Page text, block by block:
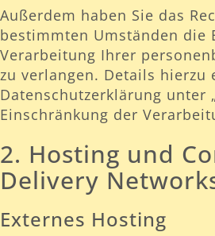
Außerdem haben Sie das
bestimmten Umständen die
Verarbeitung Ihrer
zu verlangen. Details hierzu
Datenschutzerklärung unter
Einschränkung der
2. Hosting und
Delivery
Externes Hosting